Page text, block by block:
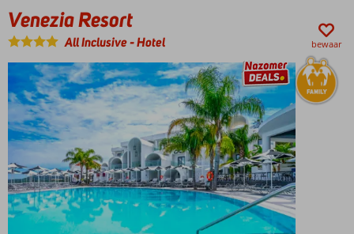
Gratis
shuttleservice
strand
Gevarieerd
animatieprogramma
Venezia Resort
All Inclusive-Hotel bewaar